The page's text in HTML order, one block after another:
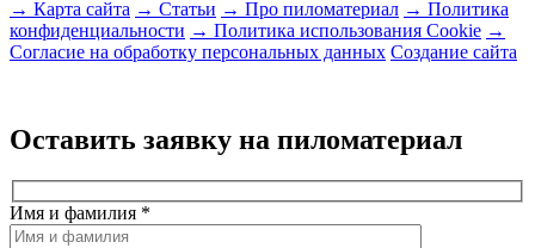
→ Карта сайта → Статьи → Про пиломатериал → Политика
конфиденциальности → Политика использования Cookie →
Согласие на обработку персональных данных Создание сайта
Оставить заявку на пиломатериал
Имя и фамилия *